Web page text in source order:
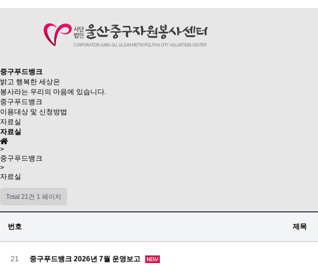
중구푸드뱅크
밝고 행복한 세상은
봉사라는 우리의 마음에 있습니다.
중구푸드뱅크
이용대상 및 신청방법
자료실
자료실
>
중구푸드뱅크
>
자료실
Total 21건 1 페이지
번호 제목
21 중구푸드뱅크 2026년 7월 운영보고